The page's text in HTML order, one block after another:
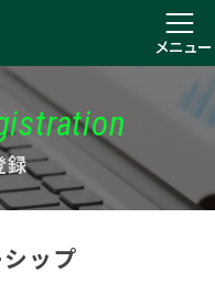
メニュー
録
ップ